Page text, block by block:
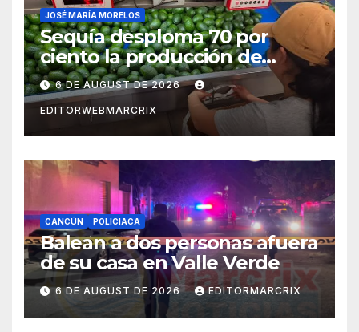
JOSÉ MARÍA MORELOS
Sequía desploma 70 por
ciento la producción de
aguacate en Candelaria
6 DE AUGUST DE 2026
EDITORWEBMARCRIX
CANCÚN POLICIACA
Balean a dos personas afuera
de su casa en Valle Verde
6 DE AUGUST DE 2026 EDITORMARCRIX